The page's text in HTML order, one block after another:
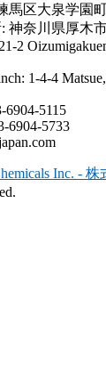
馬区大泉学園
神奈川県厚木
2
1-4-4
6904-5115
6904-5733
Inc. -